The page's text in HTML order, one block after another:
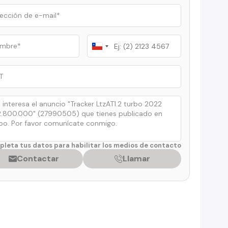
Chile
+56
tus datos para habilitar los medios de contacto
Contactar Llamar